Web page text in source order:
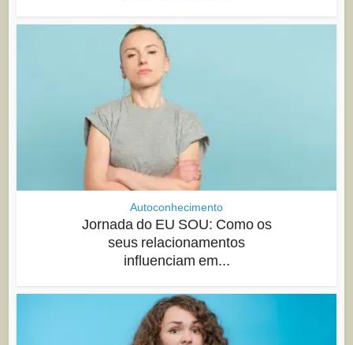
Autoconhecimento
Jornada do EU SOU: Como os
seus relacionamentos
influenciam em...